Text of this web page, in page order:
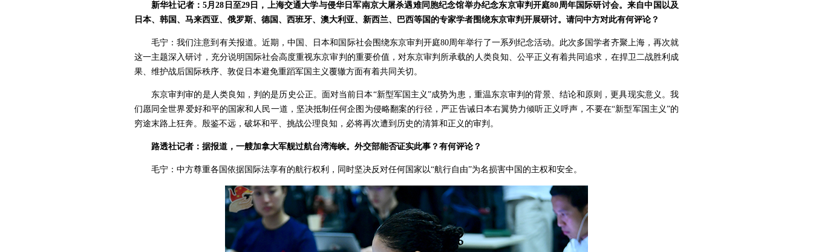
新华社记者：5月28日至29日，上海交通大学与侵华日军南京大屠杀遇难同胞纪念馆举办纪念东京审判开庭80周年国际研讨会。来自中国以及
日本、韩国、马来西亚、俄罗斯、德国、西班牙、澳大利亚、新西兰、巴西等国的专家学者围绕东京审判开展研讨。请问中方对此有何评论？
毛宁：我们注意到有关报道。近期，中国、日本和国际社会围绕东京审判开庭80周年举行了一系列纪念活动。此次多国学者齐聚上海，再次就
这一主题深入研讨，充分说明国际社会高度重视东京审判的重要价值，对东京审判所承载的人类良知、公平正义有着共同追求，在捍卫二战胜利成
果、维护战后国际秩序、敦促日本避免重蹈军国主义覆辙方面有着共同关切。
东京审判审的是人类良知，判的是历史公正。面对当前日本“新型军国主义”成势为患，重温东京审判的背景、结论和原则，更具现实意义。我
们愿同全世界爱好和平的国家和人民一道，坚决抵制任何企图为侵略翻案的行径，严正告诫日本右翼势力倾听正义呼声，不要在“新型军国主义”的
穷途末路上狂奔。殷鉴不远，破坏和平、挑战公理良知，必将再次遭到历史的清算和正义的审判。
路透社记者：据报道，一艘加拿大军舰过航台湾海峡。外交部能否证实此事？有何评论？
毛宁：中方尊重各国依据国际法享有的航行权利，同时坚决反对任何国家以“航行自由”为名损害中国的主权和安全。